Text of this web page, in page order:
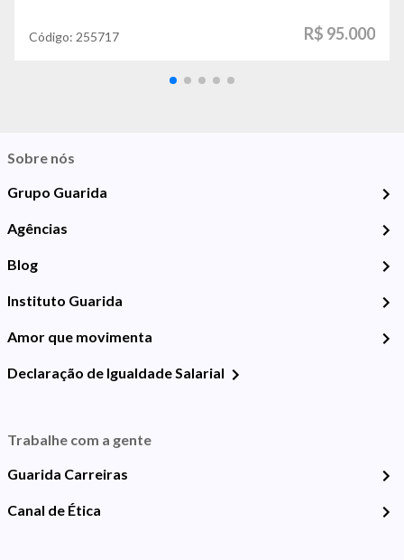
Código: 255717 R$ 95.000
Sobre nós
Grupo Guarida
Agências
Blog
Instituto Guarida
Amor que movimenta
Declaração de Igualdade Salarial
Trabalhe com a gente
Guarida Carreiras
Canal de Ética